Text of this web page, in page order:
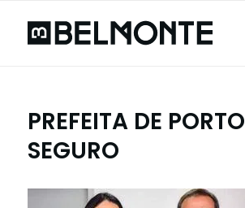
PREFEITA DE PORTO
SEGURO